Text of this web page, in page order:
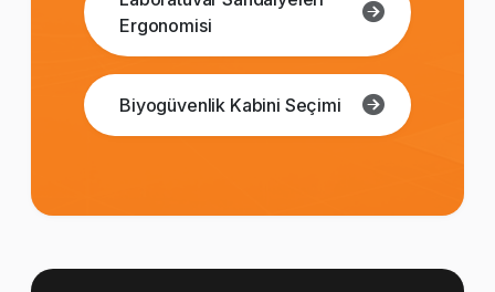
Ergonomisi
Biyogüvenlik Kabini Seçimi